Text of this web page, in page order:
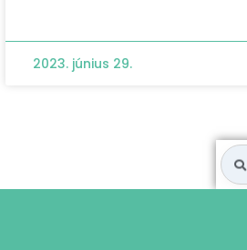
2023. június 29.